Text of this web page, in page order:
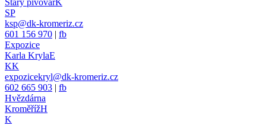
SP
ksp@dk-kromeriz.cz
601 156 970 | fb
Expozice
Karla KrylaE
KK
expozicekryl@dk-kromeriz.cz
602 665 903 | fb
Hvězdárna
KroměřížH
K